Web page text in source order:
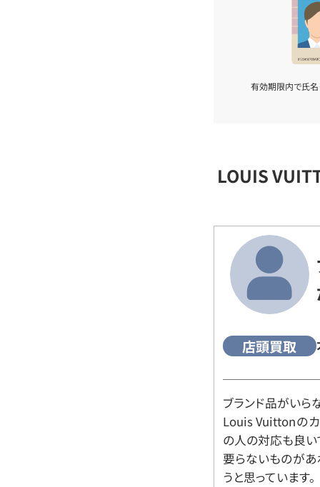
有効期限内で氏名
LOUIS
店頭買取
ブランド品がいら
Louis Vuittonの
の人の対応も良い
要らないものがあ
うと思っています。